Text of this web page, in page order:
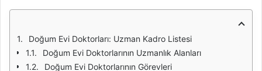
Doğum Evi Doktorları: Uzman Kadro Listesi
Doğum Evi Doktorlarının Uzmanlık Alanları
Doğum Evi Doktorlarının Görevleri